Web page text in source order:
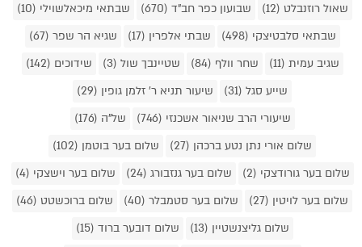
שאול רוזנבלט (12)
שבועון כפר חב"ד (670)
שבתאי מיכאלשוילי (10)
שבתאי סלבטיצקי (498)
שבתי אלפרין (17)
שגיא הר שפר (67)
שגיב עמית (11)
שחר וולף (84) שטיינבך שול (3)
שידוכים (142)
שייע סגל (31)
שיעור תניא ר' זלמן גופין (29)
שיעורי הרב שניאור אשכנזי (746)
של"ה (176)
שלום אורי נתן נטע ברכהן (27)
שלום בער בוטמן (102)
שלום בער גורודצקי (2)
שלום בער גנזבורג (24)
שלום בער וישצקי (4)
שלום בער לויטין (27)
שלום בער סטמבלר (40)
שלום ברוכשטט (46)
שלום גליצנשטיין (13)
שלום דובער ברוד (15)